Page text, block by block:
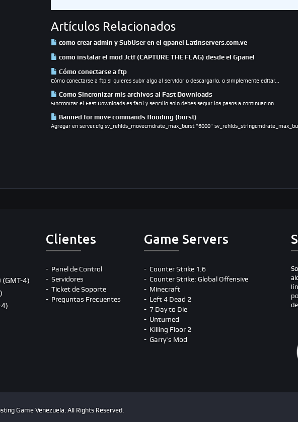
Artículos Relacionados
como crear admin y SubUser en el gpanel Latinservers.com.ve
como instalar el mod Jctf (CAPTURE THE FLAG) desde el Gpanel
Cómo conectarse a ftp
Cómo conectarse a ftp si quieres subir algo al servidor o descargarlo, o simplemente editar...
Como Sincronizar mis archivos al Fast Downloads
Sincronizar el Fast Downloads es facil y sencillo solo debes seguir los pasos a continuacion
Banned for move commands flooding (burst)
Agregar en server.cfg sv_rehlds_movecmdrate_max_burst "6000"
4)
Clientes
Panel de Control
Servidores
Ticket de Soporte
Preguntas Frecuentes
Game Servers
Counter Strike 1.6
Counter Strike: Global Offensive
Minecraft
Left 4 Dead 2
7 Day to Die
Unturned
Killing Floor 2
Garry's Mod
Game Venezuela. All Rights Reserved.